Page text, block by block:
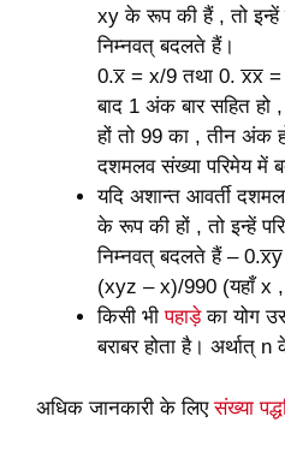
xy के रूप की हैं , तो
निम्नवत् बदलते हैं।
0.x̅ = x/9 तथा 0. x̅x̅ =
बाद 1 अंक बार सहित हो
हों तो 99 का , तीन अंक
दशमलव संख्या परिमेय में
यदि अशान्त आवर्ती
के रूप की हों , तो इन्हें
निम्नवत् बदलते हैं –
(xyz – x)/990 (यहाँ x
किसी भीपहाड़ेका योग
बराबर होता है। अर्थात्
अधिक जानकारी के लिएसंख्या